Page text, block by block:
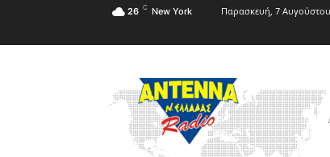
26 C New York Παρασκευή, 7